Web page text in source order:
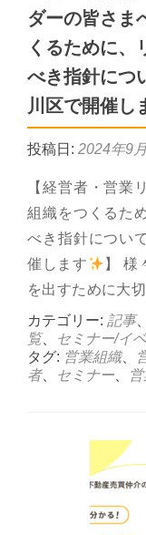
ダーの皆さま
くるために、
べき指針につ
川区で開催し
投稿日: 2024年9
【経営者・営業
組織をつくるた
べき指針につい
催します
】 様
を出すために大
カテゴリー: 記事、
覧、 セミナー/イ
タグ: 営業組織、
者、 セミナー